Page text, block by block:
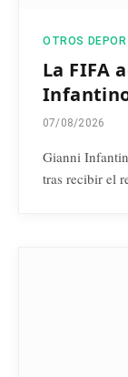
OTROS
La FIFA
07/08/2026
Gianni
tras recibir el